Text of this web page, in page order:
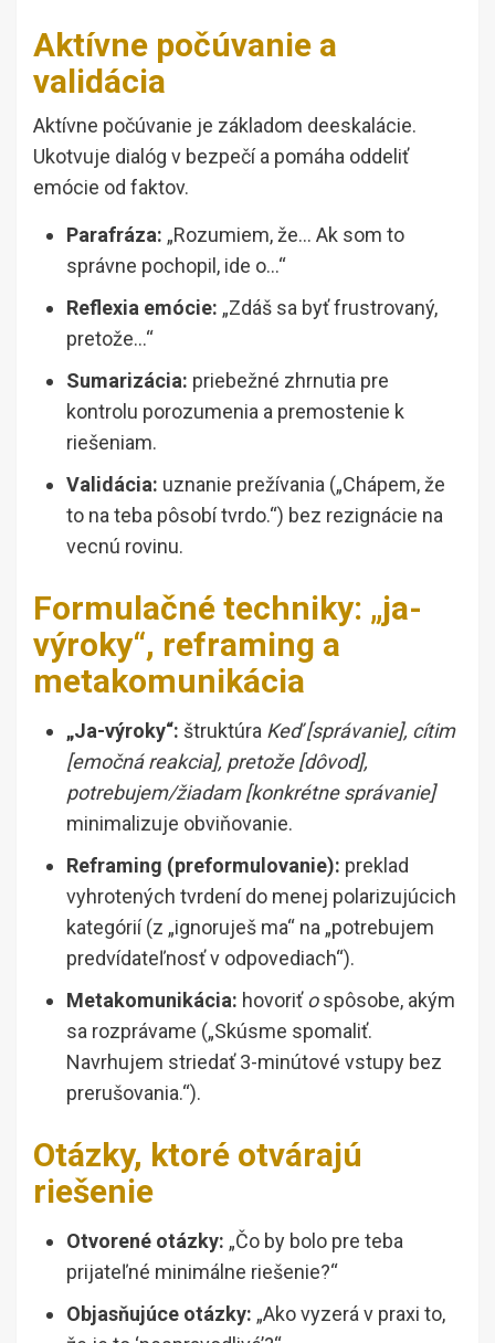
Aktívne počúvanie a
validácia
Aktívne počúvanie je základom deeskalácie.
Ukotvuje dialóg v bezpečí a pomáha oddeliť
emócie od faktov.
Parafráza: „Rozumiem, že… Ak som to
správne pochopil, ide o…“
Reflexia emócie: „Zdáš sa byť frustrovaný,
pretože…“
Sumarizácia: priebežné zhrnutia pre
kontrolu porozumenia a premostenie k
riešeniam.
Validácia: uznanie prežívania („Chápem, že
to na teba pôsobí tvrdo.“) bez rezignácie na
vecnú rovinu.
Formulačné techniky: „ja-
výroky“, reframing a
metakomunikácia
„Ja-výroky“: štruktúra Keď [správanie], cítim
[emočná reakcia], pretože [dôvod],
potrebujem/žiadam [konkrétne správanie]
minimalizuje obviňovanie.
Reframing (preformulovanie): preklad
vyhrotených tvrdení do menej polarizujúcich
kategórií (z „ignoruješ ma“ na „potrebujem
predvídateľnosť v odpovediach“).
Metakomunikácia: hovoriťospôsobe, akým
sa rozprávame („Skúsme spomaliť.
Navrhujem striedať 3-minútové vstupy bez
prerušovania.“).
Otázky, ktoré otvárajú
riešenie
Otvorené otázky: „Čo by bolo pre teba
prijateľné minimálne riešenie?“
Objasňujúce otázky: „Ako vyzerá v praxi to,